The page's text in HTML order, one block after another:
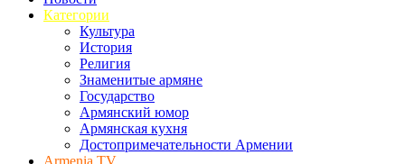
Категории
Культура
История
Религия
Знаменитые армяне
Государство
Армянский юмор
Армянская кухня
Достопримечательности Армении
Armenia TV